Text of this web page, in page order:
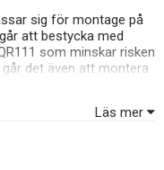
sig för montage på
att bestycka med
som minskar risken
det även att montera
Läs mer